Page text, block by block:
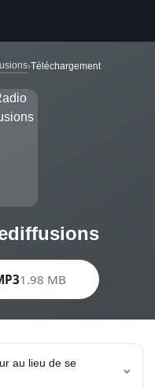
Téléchargement
1.98 MB
au lieu de se